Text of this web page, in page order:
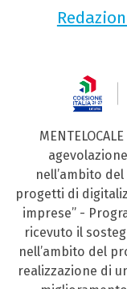
nell’ambito
progetti di
imprese” -
ricevuto il
nell’ambito del
realizzazione di